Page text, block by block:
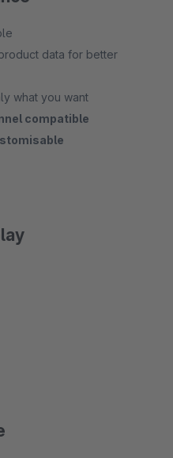
data for better
what you want
compatible